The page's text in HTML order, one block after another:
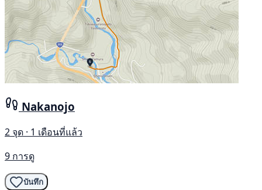
Nakanojo
2 จุด · 1 เดือนที่แล้ว
9 การดู
บันทึก